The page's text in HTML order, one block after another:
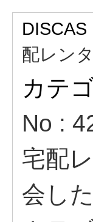
DISCAS
配レン
カテ
No :
宅配
会した